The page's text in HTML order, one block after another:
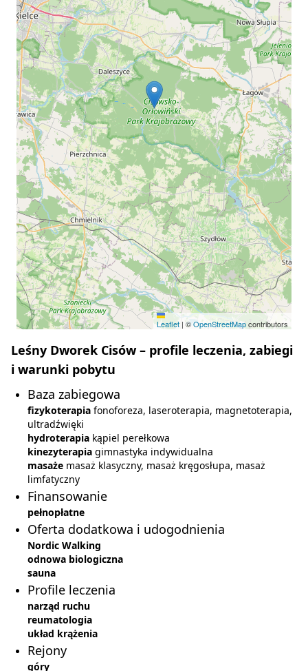
Leaflet | ©OpenStreetMapcontributors
Leśny Dworek Cisów – profile leczenia, zabiegi
i warunki pobytu
Baza zabiegowa
fizykoterapia fonoforeza, laseroterapia, magnetoterapia,
ultradźwięki
hydroterapia kąpiel perełkowa
kinezyterapia gimnastyka indywidualna
masaże masaż klasyczny, masaż kręgosłupa, masaż
limfatyczny
Finansowanie
pełnopłatne
Oferta dodatkowa i udogodnienia
Nordic Walking
odnowa biologiczna
sauna
Profile leczenia
narząd ruchu
reumatologia
układ krążenia
Rejony
góry